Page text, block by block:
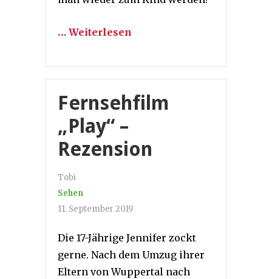
… Weiterlesen
Fernsehfilm
„Play“ –
Rezension
Tobi
Sehen
11. September 2019
Die 17-Jährige Jennifer zockt
gerne. Nach dem Umzug ihrer
Eltern von Wuppertal nach